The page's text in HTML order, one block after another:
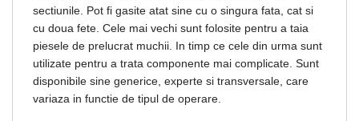
sectiunile. Pot fi gasite atat sine cu o singura fata, cat si
cu doua fete. Cele mai vechi sunt folosite pentru a taia
piesele de prelucrat muchii. In timp ce cele din urma sunt
utilizate pentru a trata componente mai complicate. Sunt
disponibile sine generice, experte si transversale, care
variaza in functie de tipul de operare.